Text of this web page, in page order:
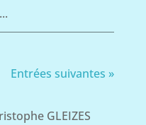
Entrées suivantes »
GLEIZES